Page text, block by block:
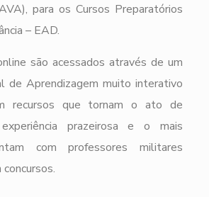
para os Cursos Preparatórios
– EAD.
são acessados através de um
de Aprendizagem muito interativo
recursos que tornam o ato de
prazeirosa e o mais
com professores militares